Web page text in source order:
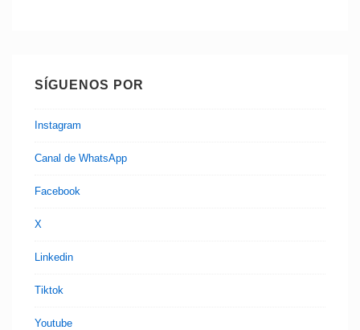
SÍGUENOS POR
Instagram
Canal de WhatsApp
Facebook
X
Linkedin
Tiktok
Youtube